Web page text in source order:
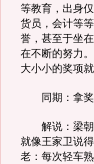
等教育，出身
货员，会计等
誉，甚至于坐
在不断的努力
大小小的奖项就
同期：拿奖
解说：梁朝
就像王家卫说
老：每次轻车